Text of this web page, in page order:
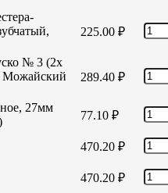
225.00 ₽
№ 3 (2х
Можайский
289.40 ₽
27мм
77.10 ₽
470.20 ₽
470.20 ₽